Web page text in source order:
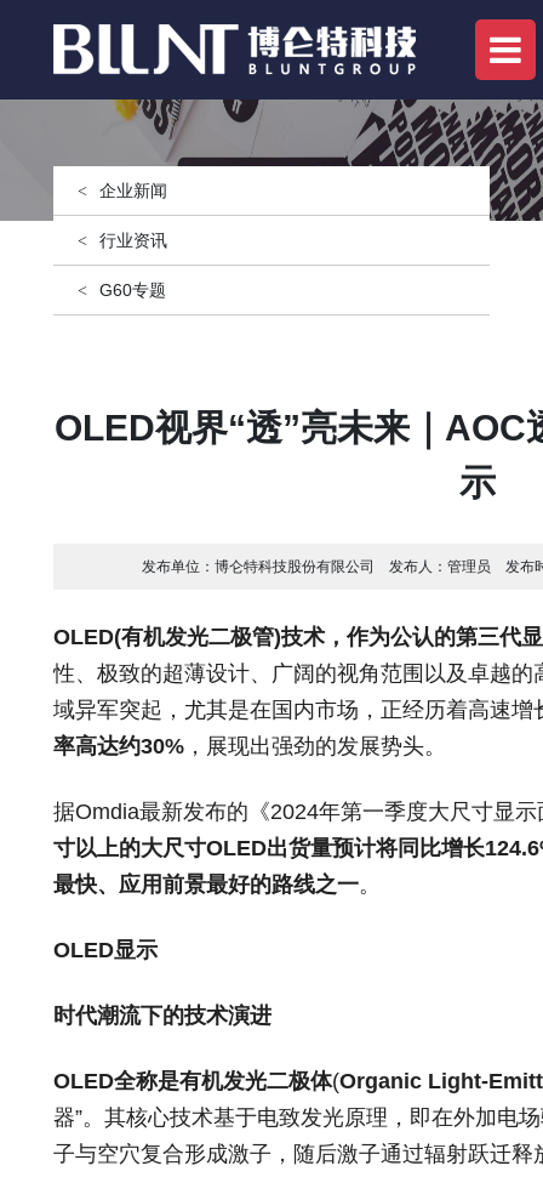
OLED视界“透”亮未来｜
示
发布单位： 博仑特科技股份有限公司 发布人： 管理员 发布
OLED(有机发光二极管)技术，作为公认的第三代
性、极致的超薄设计、广阔的视角范围以及卓越
域异军突起，尤其是在国内市场，正经历着高速增
率高达约30% ，展现出强劲的发展势头。
据Omdia最新发布的《2024年第一季度大尺寸显
寸以上的大尺寸OLED出货量预计将同比增长
最快、应用前景最好的路线之一。
OLED显示
时代潮流下的技术演进
OLED全称是有机发光二极体(Organic Light-
器”。其核心技术基于电致发光原理，即在外加电
子与空穴复合形成激子，随后激子通过辐射跃迁
企业新闻
行业资讯
G60专题